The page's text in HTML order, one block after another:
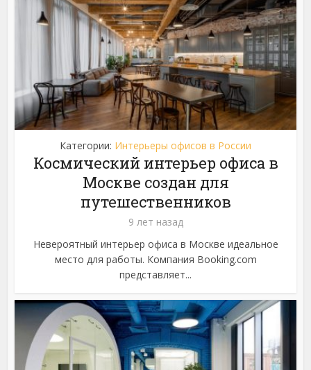
Категории: Интерьеры офисов в России
Космический интерьер офиса в
Москве создан для
путешественников
9 лет назад
Невероятный интерьер офиса в Москве идеальное
место для работы. Компания Booking.com
представляет...